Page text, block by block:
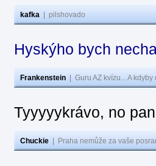
kafka pilshovado
Hyskýho bych
Frankenstein Guru AZ kvízu... A
Tyyyyykrávo, no
Chuckie Praha nemůže za vaše